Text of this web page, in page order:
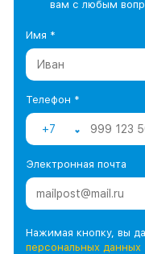
вам с любым
Имя *
Телефон *
+7
Электронная почта
Нажимая кнопку, вы
персональных данных